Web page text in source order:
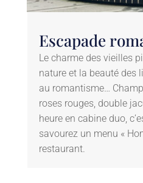
Escapade
Le charme des vieilles
nature et la beauté des
au romantisme…
roses rouges, double
heure en cabine duo,
savourez un menu «
restaurant.